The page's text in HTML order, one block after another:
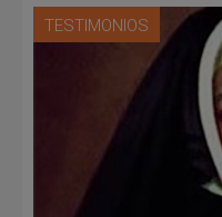
TESTIMONIOS